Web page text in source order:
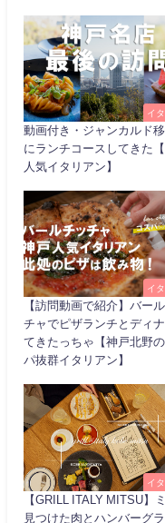
イ
動画付き・ジャンカルド
にランチコースしてきた
人気イタリアン】
イ
【訪問動画で紹介】バー
チャでピザランチとディ
てきたっちゃ【神戸北野
パ抜群イタリアン】
イ
【GRILL ITALY MITSU】
見つけた肉とハンバーグ